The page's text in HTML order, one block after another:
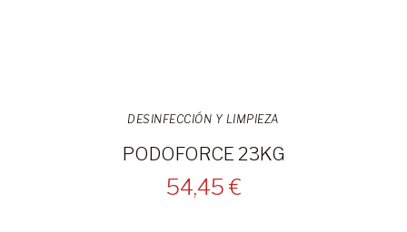
DESINFECCIÓN Y LIMPIEZA
PODOFORCE 23KG
54,45 €